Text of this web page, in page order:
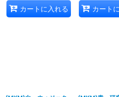
カートに入れる カート